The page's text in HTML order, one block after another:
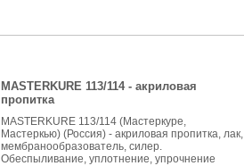
MASTERKURE 113/114 - акриловая
пропитка
MASTERKURE 113/114 (Мастеркуре,
Мастеркью) (Россия) - акриловая пропитка, лак,
мембранообразователь, силер.
Обеспыливание, уплотнение, упрочнение